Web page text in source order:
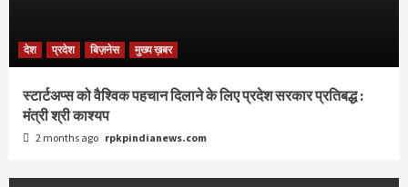
देश प्रदेश बिज़नेस मुख्य ख़बर
स्टार्टअप्स को वैश्विक पहचान दिलाने के लिए प्रदेश सरकार प्रतिबद्ध :
मंत्री श्री काश्यप
2 months ago rpkpindianews.com